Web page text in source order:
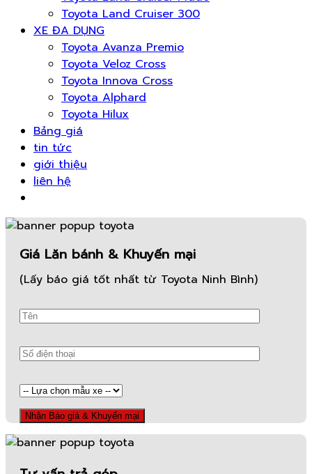
Toyota Land Cruiser 300
XE ĐA DỤNG
Toyota Avanza Premio
Toyota Veloz Cross
Toyota Innova Cross
Toyota Alphard
Toyota Hilux
Bảng giá
tin tức
giới thiệu
liên hệ
Giá Lăn bánh & Khuyến mại
(Lấy báo giá tốt nhất từ Toyota Ninh Bình)